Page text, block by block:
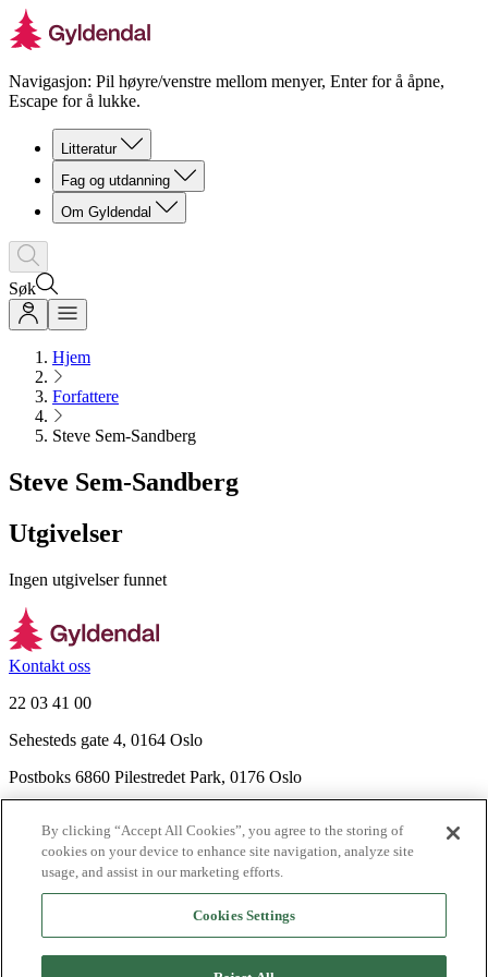
Navigasjon: Pil høyre/venstre mellom menyer, Enter for å åpne,
Escape for å lukke.
Litteratur
Fag og utdanning
Om Gyldendal
Søk
Hjem
Forfattere
Steve Sem-Sandberg
Steve Sem-Sandberg
Utgivelser
Ingen utgivelser funnet
Kontakt oss
22 03 41 00
Sehesteds gate 4, 0164 Oslo
Postboks 6860 Pilestredet Park, 0176 Oslo
Nyhetsbrev
Ledige stillinger
Send inn manus
By clicking “Accept All Cookies”, you agree to the storing of
cookies on your device to enhance site navigation, analyze site
usage, and assist in our marketing efforts.
Cookies Settings